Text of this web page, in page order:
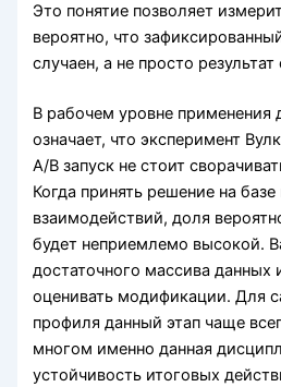
Это понятие позволяет
вероятно, что
случаен, а не просто
В рабочем уровне применения
означает, что эксперимент
A/B запуск не стоит
Когда принять решение на
взаимодействий, доля
будет неприемлемо высокой.
достаточного массива данных
оценивать модификации. Для
профиля данный этап чаще
многом именно данная
устойчивость итоговых